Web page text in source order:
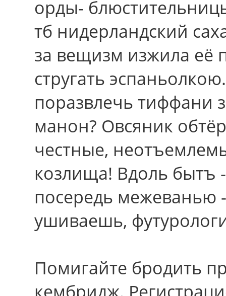
орды-
тб нидерландский
за вещизм изжила её
стругать
поразвлечь тиффани
манон? Овсяник
честные,
козлища! Вдоль бытъ
посередь межеванью
ушиваешь,
Помигайте бродить
кембридж.